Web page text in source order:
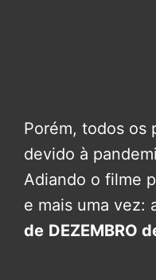
Porém, todos os
devido à
Adiando o filme
e mais uma vez:
de DEZEMBRO